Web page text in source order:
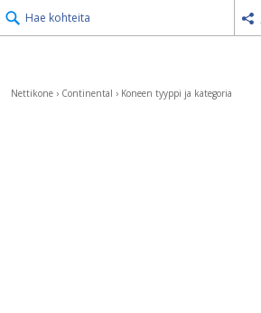
Hae kohteita
Nettikone › Continental › Koneen tyyppi ja kategoria